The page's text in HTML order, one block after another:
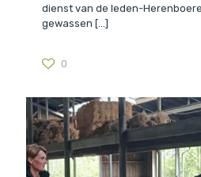
dienst van de leden-
gewassen […]
0